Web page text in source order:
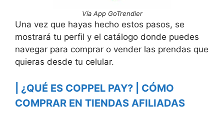
Vía App GoTrendier
Una vez que hayas hecho estos pasos, se
mostrará tu perfil y el catálogo donde puedes
navegar para comprar o vender las prendas que
quieras desde tu celular.
| ¿QUÉ ES COPPEL PAY? | CÓMO
COMPRAR EN TIENDAS AFILIADAS